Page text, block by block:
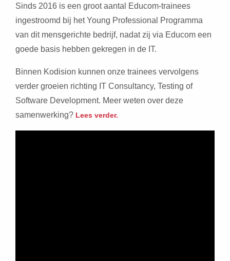
Sinds 2016 is een groot aantal Educom-trainees
ingestroomd bij het Young Professional Programma
van dit mensgerichte bedrijf, nadat zij via Educom een
goede basis hebben gekregen in de IT.
Binnen Kodision kunnen onze trainees vervolgens
verder groeien richting IT Consultancy, Testing of
Software Development. Meer weten over deze
samenwerking? Lees verder.